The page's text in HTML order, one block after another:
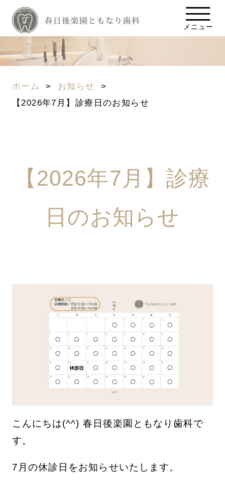
メニュー
ホーム
お知らせ
【2026年7月】診療日のお知らせ
【2026年7月】診療
日のお知らせ
こんにちは(^^) 春日後楽園ともなり歯科で
す。
7月の休診日をお知らせいたします。